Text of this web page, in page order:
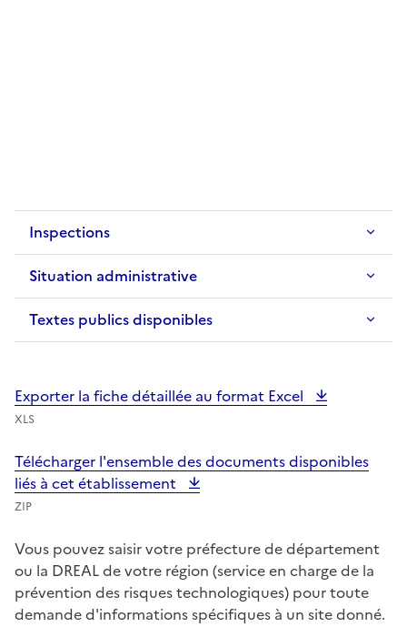
Inspections
Situation administrative
Textes publics disponibles
Exporter la fiche détaillée au format Excel
XLS
Télécharger l'ensemble des documents disponibles
liés à cet établissement
ZIP
Vous pouvez saisir votre préfecture de département
ou la DREAL de votre région (service en charge de la
prévention des risques technologiques) pour toute
demande d'informations spécifiques à un site donné.